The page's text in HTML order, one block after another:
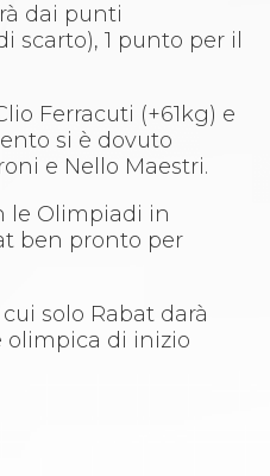
dai punti
1 punto per il
Ferracuti (+61kg) e
si è dovuto
e Nello Maestri.
le Olimpiadi in
ben pronto per
solo Rabat darà
olimpica di inizio